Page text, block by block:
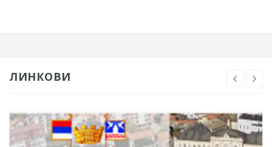
ЛИНКОВИ